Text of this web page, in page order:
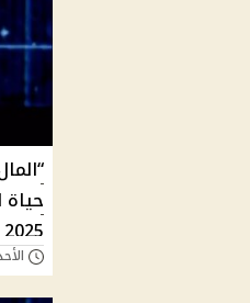
حياة
الأحد 06/أبريل/2025